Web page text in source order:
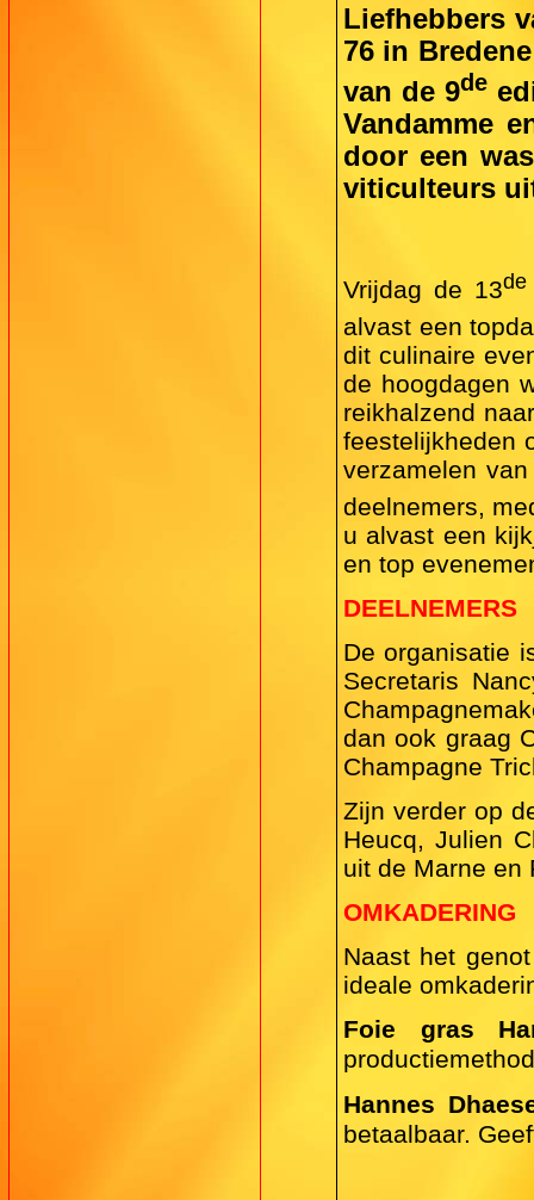
Liefhebbers
76 in
van de 9de
Vandamme
door een
viticulteurs
Vrijdag de 13de
alvast een
dit culinaire
de hoogdagen
reikhalzend
feestelijkheden
verzamelen
deelnemers,
u alvast een
en top
DEELNEMERS
De organisatie
Secretaris
dan ook graag
Champagne
Zijn verder op
Heucq, Julien
uit de Marne en
OMKADERING
Naast het
ideale
Foie gras
Hannes
betaalbaar.